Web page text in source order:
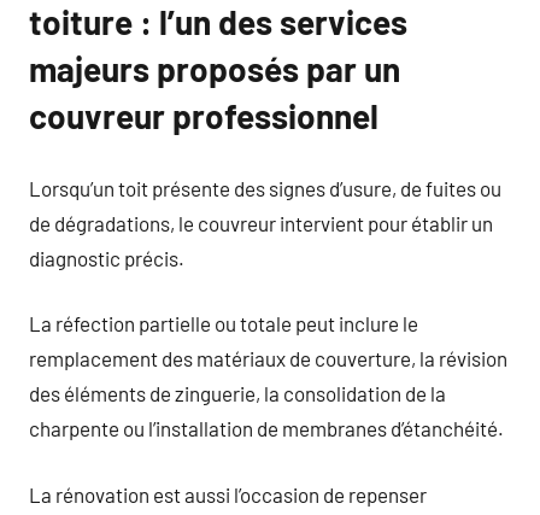
toiture : l’un des services
majeurs proposés par un
couvreur professionnel
Lorsqu’un toit présente des signes d’usure, de fuites ou
de dégradations, le couvreur intervient pour établir un
diagnostic précis.
La réfection partielle ou totale peut inclure le
remplacement des matériaux de couverture, la révision
des éléments de zinguerie, la consolidation de la
charpente ou l’installation de membranes d’étanchéité.
La rénovation est aussi l’occasion de repenser